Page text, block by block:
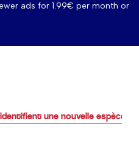
ads for 1.99€ per month or
une nouvelle espèce